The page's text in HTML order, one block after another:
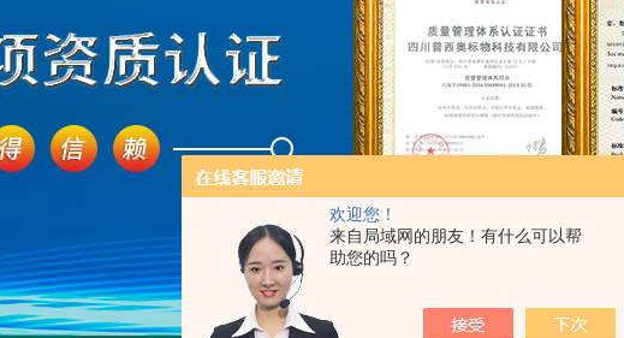
欢迎您！
来自局域网的朋友！有什么可以帮
助您的吗？